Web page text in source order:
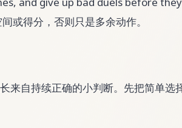
或得分，否则只是多余动作。
来自持续正确的小判断。先把简单选